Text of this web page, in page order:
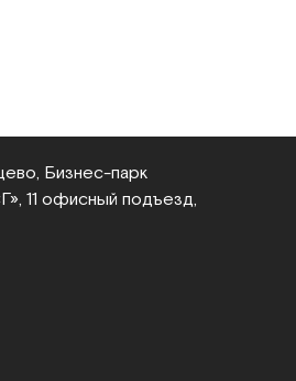
Бизнес‑парк
11 офисный подъезд,